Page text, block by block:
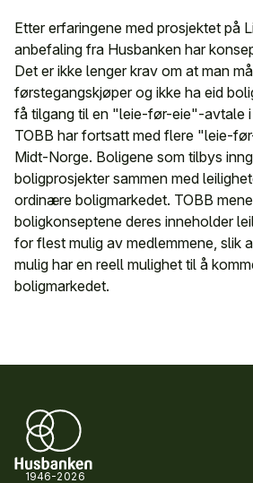
Etter erfaringene med prosjektet på
anbefaling fra Husbanken har
Det er ikke lenger krav om at man
førstegangskjøper og ikke ha eid
få tilgang til en "leie-før-eie"-avtale i
TOBB har fortsatt med flere "leie-
Midt-Norge. Boligene som tilbys
boligprosjekter sammen med
ordinære boligmarkedet. TOBB
boligkonseptene deres inneholder
for flest mulig av medlemmene, slik
mulig har en reell mulighet til å
boligmarkedet.
1946-2026